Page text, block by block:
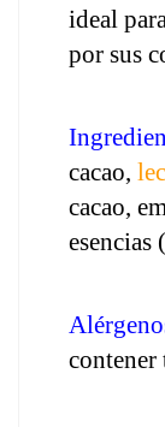
ideal
por sus
cacao,
cacao,
esencias
contener